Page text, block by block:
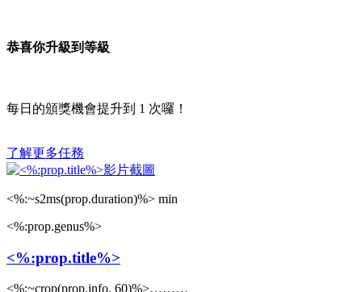
恭喜你升級到等級
每日的頒獎機會提升到 1 次囉！
了解更多任務
<%:~s2ms(prop.duration)%> min
<%:prop.genus%>
<%:prop.title%>
<%:~crop(prop.info, 60)%>………